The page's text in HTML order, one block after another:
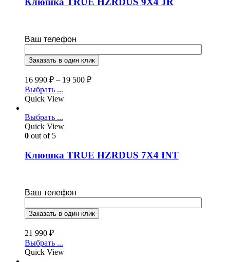
Ваш телефон
16 990 ₽ – 19 500 ₽
Выбрать ...
Quick View
Выбрать ...
Quick View
0 out of 5
Клюшка TRUE HZRDUS 7X4 INT
Ваш телефон
21 990 ₽
Выбрать ...
Quick View